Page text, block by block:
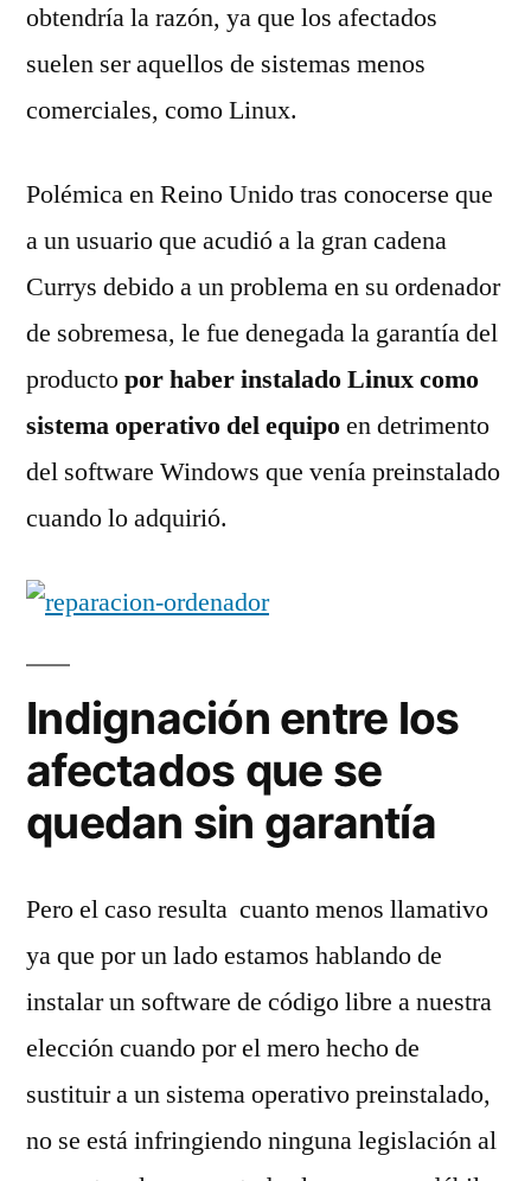
obtendría la razón, ya que los afectados
suelen ser aquellos de sistemas menos
comerciales, como Linux.
Polémica en Reino Unido tras conocerse que
a un usuario que acudió a la gran cadena
Currys debido a un problema en su ordenador
de sobremesa, le fue denegada la garantía del
productopor haber instalado Linux como
sistema operativo del equipoen detrimento
del software Windows que venía preinstalado
cuando lo adquirió.
Indignación entre los
afectados que se
quedan sin garantía
Pero el caso resulta cuanto menos llamativo
ya que por un lado estamos hablando de
instalar un software de código libre a nuestra
elección cuando por el mero hecho de
sustituir a un sistema operativo preinstalado,
no se está infringiendo ninguna legislación al